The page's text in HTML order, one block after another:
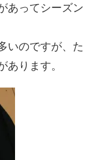
あってシーズン
いのですが、た
あります。